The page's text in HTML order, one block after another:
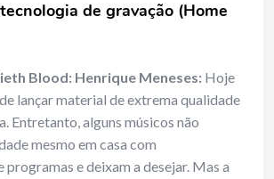
de gravação (Home
Blood: Henrique Meneses: Hoje
lançar material de extrema qualidade
Entretanto, alguns músicos não
mesmo em casa com
programas e deixam a desejar. Mas a